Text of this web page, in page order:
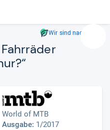
Wir sind nachhaltig
World of MTB
Ausgabe: 1/2017